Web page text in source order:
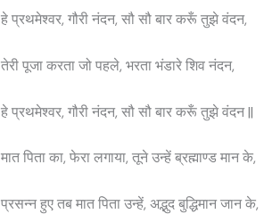
हे प्रथमेश्वर, गौरी नंदन, सौ सौ बार करूँ तुझे वंदन,
तेरी पूजा करता जो पहले, भरता भंडारे शिव नंदन,
हे प्रथमेश्वर, गौरी नंदन, सौ सौ बार करूँ तुझे वंदन ||
मात पिता का, फेरा लगाया, तूने उन्हें ब्रह्माण्ड मान के,
प्रसन्न हुए तब मात पिता उन्हें, अद्भुद बुद्धिमान जान के,